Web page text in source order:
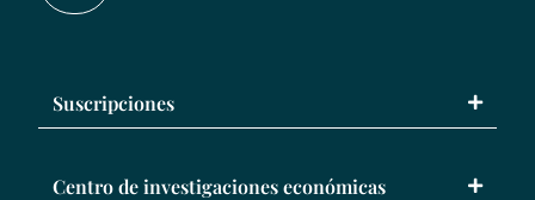
Suscripciones
Centro de investigaciones económicas